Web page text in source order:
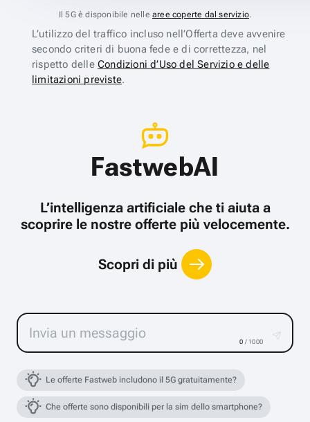
Il 5G è disponibile nelle aree coperte dal servizio.
L’utilizzo del traffico incluso nell’Offerta deve avvenire
secondo criteri di buona fede e di correttezza, nel
rispetto delle Condizioni d’Uso del Servizio e delle
limitazioni previste.
FastwebAI
L’intelligenza artificiale che ti aiuta a
scoprire le nostre offerte più velocemente.
Scopri di più
0 / 1000
Le offerte Fastweb includono il 5G gratuitamente?
Che offerte sono disponibili per la sim dello smartphone?